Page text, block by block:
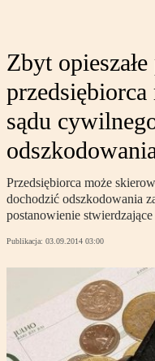
Zbyt
przedsiębiorca
sądu
Przedsiębiorca może
dochodzić odszkodowania
postanowienie
Publikacja: 03.09.2014 03:00